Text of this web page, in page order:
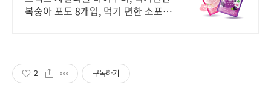
복숭아 포도 8개입, 먹기 편한 소포장
2 구독하기